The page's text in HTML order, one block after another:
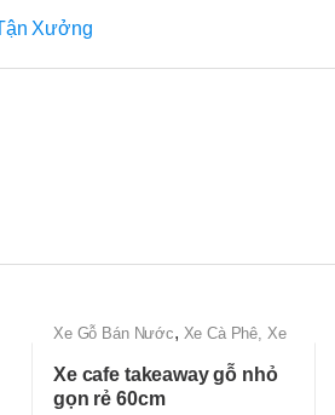
Xưởng
Xe Gỗ Bán Nước, Xe Cà Phê, Xe
Xe cafe takeaway gỗ nhỏ
gọn rẻ 60cm